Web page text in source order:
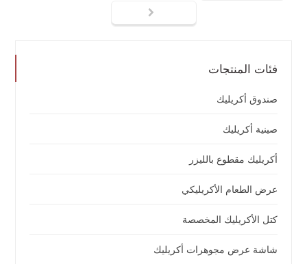
فئات المنتجات
صندوق أكريليك
صينية أكريليك
أكريليك مقطوع بالليزر
عرض الطعام الأكريليكي
كتل الأكريليك المخصصة
شاشة عرض مجوهرات أكريليك